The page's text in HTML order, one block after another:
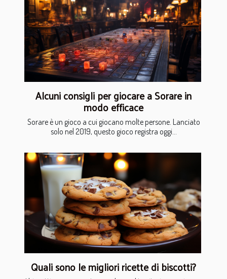
Alcuni consigli per giocare a Sorare in
modo efficace
Sorare è un gioco a cui giocano molte persone. Lanciato
solo nel 2019, questo gioco registra oggi...
Quali sono le migliori ricette di biscotti?